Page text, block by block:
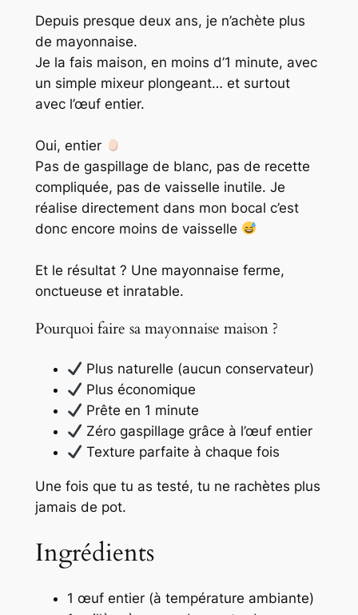
Depuis presque deux ans, je n’achète plus
de mayonnaise.
Je la fais maison, en moins d’1 minute, avec
un simple mixeur plongeant… et surtout
avec l’œuf entier.
Oui, entier
Pas de gaspillage de blanc, pas de recette
compliquée, pas de vaisselle inutile. Je
réalise directement dans mon bocal c’est
donc encore moins de vaisselle
Et le résultat ? Une mayonnaise ferme,
onctueuse et inratable.
Pourquoi faire sa mayonnaise maison ?
Plus naturelle (aucun conservateur)
Plus économique
Prête en 1 minute
Zéro gaspillage grâce à l’œuf entier
Texture parfaite à chaque fois
Une fois que tu as testé, tu ne rachètes plus
jamais de pot.
Ingrédients
1 œuf entier (à température ambiante)